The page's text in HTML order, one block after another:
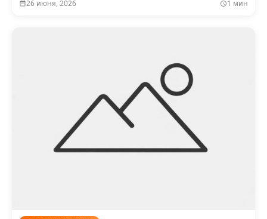
26 июня, 2026 1 мин